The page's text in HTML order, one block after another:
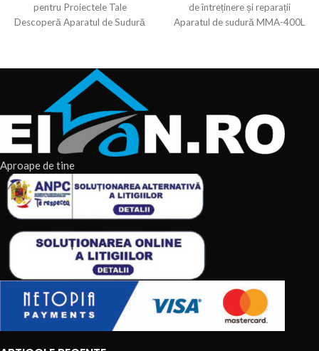
pentru Proiectele Tale
Descoperă Aparatul de Sudură
de întreținere și reparații
Aparatul de sudură MMA-400L
Aproape de tine